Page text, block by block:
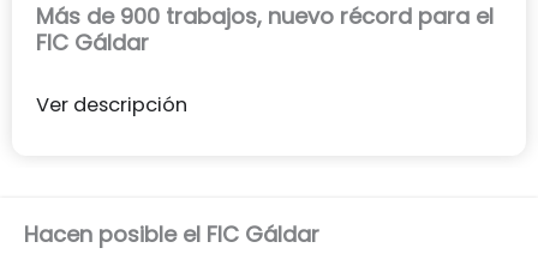
Más de 900 trabajos, nuevo récord para el
FIC Gáldar
Ver descripción
Hacen posible el FIC Gáldar